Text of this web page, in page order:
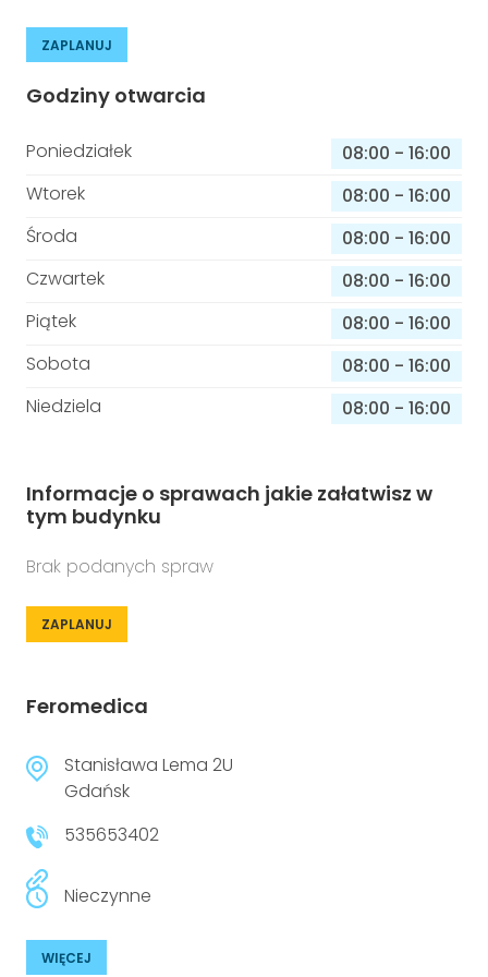
ZAPLANUJ
Godziny otwarcia
Poniedziałek 08:00 - 16:00
Wtorek
08:00 - 16:00
Środa
08:00 - 16:00
Czwartek
08:00 - 16:00
Piątek
08:00 - 16:00
Sobota
08:00 - 16:00
Niedziela
08:00 - 16:00
Informacje o sprawach jakie załatwisz w
tym budynku
Brak podanych spraw
ZAPLANUJ
Feromedica
Stanisława Lema 2U
Gdańsk
535653402
Nieczynne
WIĘCEJ